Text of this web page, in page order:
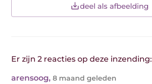
deel als afbeelding
Er zijn 2 reacties op deze inzending:
arensoog, 8 maand geleden